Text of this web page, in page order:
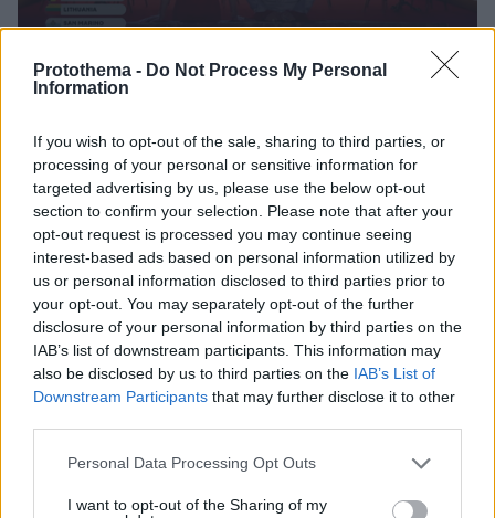
Protothema - Do Not Process My Personal
Information
If you wish to opt-out of the sale, sharing to third parties, or
processing of your personal or sensitive information for
targeted advertising by us, please use the below opt-out
section to confirm your selection. Please note that after your
opt-out request is processed you may continue seeing
interest-based ads based on personal information utilized by
us or personal information disclosed to third parties prior to
your opt-out. You may separately opt-out of the further
disclosure of your personal information by third parties on the
IAB’s list of downstream participants. This information may
also be disclosed by us to third parties on the IAB’s List of
Downstream Participants that may further disclose it to other
Please note that this website/app uses one or more Google
not limited to your visit or usage behaviour. You may click to
Personal Data Processing Opt Outs
I want to opt-out of the Sharing of my
29
seconds
Οι χώρες που προκρίθηκαν στον τελικό με την
σειρά ανακοίνωσης είναι:
1. Ελλάδα: Ακύλας– Ferto